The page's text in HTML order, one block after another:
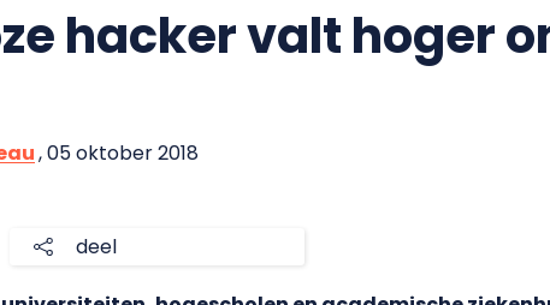
hacker valt hoger
, 05 oktober 2018
deel